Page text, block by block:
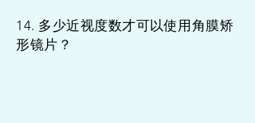
14. 多少近视度数才可以使用角膜矫
形镜片？